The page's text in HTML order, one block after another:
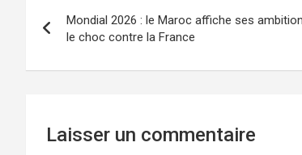
o
o
k
d
o
n
er
Mondial 2026 : le Maroc affiche ses
le choc contre la France
Laisser un commentaire